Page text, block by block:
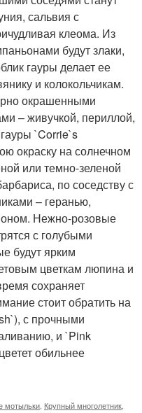
сальвия с
клеома. Из
будут злаки,
гауры делает ее
и колокольчикам.
окрашенными
– живучкой, периллой,
`Corrie`s
окраску на солнечном
или темно-зеленой
по соседству с
– геранью,
Нежно-розовые
с голубыми
будут ярким
цветкам люпина и
сохраняет
стоит обратить на
с прочными
и `Pink
обильнее
мотыльки Крупный многолетник